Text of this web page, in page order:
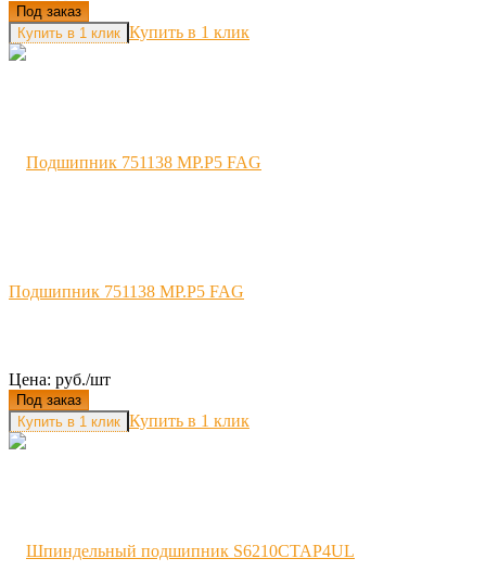
Под заказ
Купить в 1 клик
Подшипник 751138 MP.P5 FAG
Цена: руб./шт
Под заказ
Купить в 1 клик